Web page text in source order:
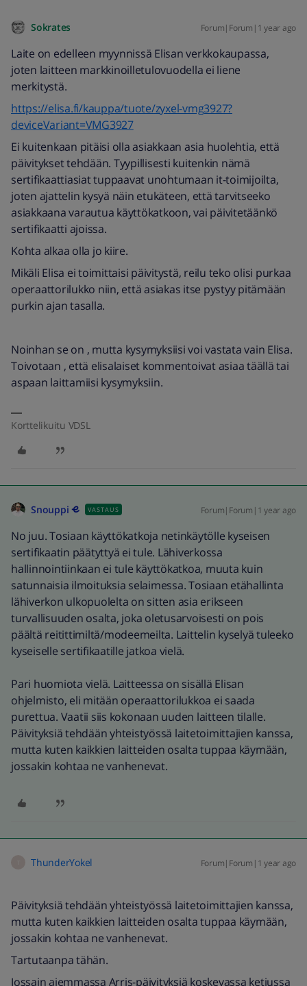
Sokrates Forum|Forum|1 year ago
Laite on edelleen myynnissä Elisan verkkokaupassa,
joten laitteen markkinoilletulovuodella ei liene
merkitystä.
https://elisa.fi/kauppa/tuote/zyxel-vmg3927?
deviceVariant=VMG3927
Ei kuitenkaan pitäisi olla asiakkaan asia huolehtia, että
päivitykset tehdään. Tyypillisesti kuitenkin nämä
sertifikaattiasiat tuppaavat unohtumaan it-toimijoilta,
joten ajattelin kysyä näin etukäteen, että tarvitseeko
asiakkaana varautua käyttökatkoon, vai päivitetäänkö
sertifikaatti ajoissa.
Kohta alkaa olla jo kiire.
Mikäli Elisa ei toimittaisi päivitystä, reilu teko olisi purkaa
operaattorilukko niin, että asiakas itse pystyy pitämään
purkin ajan tasalla.
Noinhan se on , mutta kysymyksiisi voi vastata vain Elisa.
Toivotaan , että elisalaiset kommentoivat asiaa täällä tai
aspaan laittamiisi kysymyksiin.
Korttelikuitu VDSL
Snouppi VASTAUS Forum|Forum|1 year ago
No juu. Tosiaan käyttökatkoja netinkäytölle kyseisen
sertifikaatin päätyttyä ei tule. Lähiverkossa
hallinnointiinkaan ei tule käyttökatkoa, muuta kuin
satunnaisia ilmoituksia selaimessa. Tosiaan etähallinta
lähiverkon ulkopuolelta on sitten asia erikseen
turvallisuuden osalta, joka oletusarvoisesti on pois
päältä reitittimiltä/modeemeilta. Laittelin kyselyä tuleeko
kyseiselle sertifikaatille jatkoa vielä.
Pari huomiota vielä. Laitteessa on sisällä Elisan
ohjelmisto, eli mitään operaattorilukkoa ei saada
purettua. Vaatii siis kokonaan uuden laitteen tilalle.
Päivityksiä tehdään yhteistyössä laitetoimittajien kanssa,
mutta kuten kaikkien laitteiden osalta tuppaa käymään,
jossakin kohtaa ne vanhenevat.
ThunderYokel Forum|Forum|1 year ago
Päivityksiä tehdään yhteistyössä laitetoimittajien kanssa,
mutta kuten kaikkien laitteiden osalta tuppaa käymään,
jossakin kohtaa ne vanhenevat.
Tartutaanpa tähän.
Jossain aiemmassa Arris-päivityksiä koskevassa ketjussa